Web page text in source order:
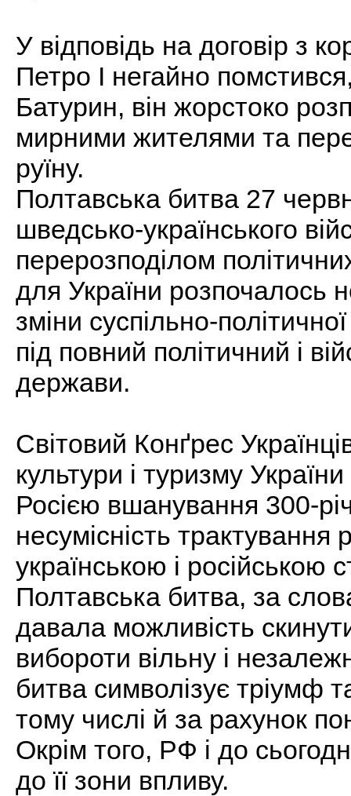
У відповідь на договір з
Петро I негайно
Батурин, він жорстоко
мирними жителями та
руїну.
Полтавська битва 27
шведсько-українського
перерозподілом
для України розпочалось
зміни суспільно-
під повний політичний і
держави.
Світовий Конґрес
культури і туризму
Росією вшанування 300-
несумісність трактування
українською і російською
Полтавська битва, за
давала можливість
вибороти вільну і
битва символізує тріумф
тому числі й за рахунок
Окрім того, РФ і до
до її зони впливу.